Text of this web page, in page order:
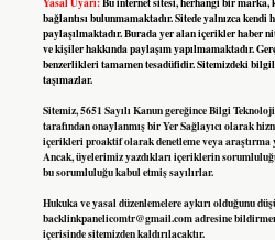
bağlantısı bulunmamaktadır. Sitede yalnızca kendi
paylaşılmaktadır. Burada yer alan içerikler haber
ve kişiler hakkında paylaşım yapılmamaktadır.
benzerlikleri tamamen tesadüfidir. Sitemizdeki
taşımazlar.
Sitemiz, 5651 Sayılı Kanun gereğince Bilgi
tarafından onaylanmış bir Yer Sağlayıcı olarak
içerikleri proaktif olarak denetleme veya
Ancak, üyelerimiz yazdıkları içeriklerin
bu sorumluluğu kabul etmiş sayılırlar.
Hukuka ve yasal düzenlemelere aykırı olduğunu
backlinkpanelicomtr@gmail.comadresine
içerisinde sitemizden kaldırılacaktır.